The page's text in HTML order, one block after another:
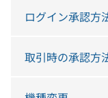
ログイン承認方
取引時の承認方